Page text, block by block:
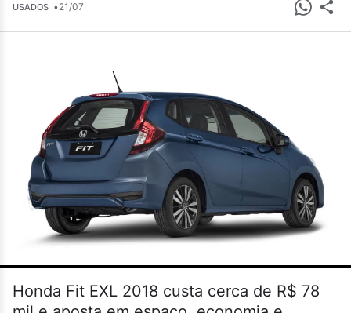
USADOS •21/07
Honda Fit EXL 2018 custa cerca de R$ 78